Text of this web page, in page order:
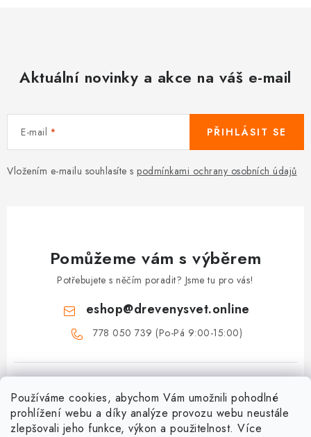
Používáme cookies, abychom Vám umožnili pohodlné
prohlížení webu a díky analýze provozu webu neustále
zlepšovali jeho funkce, výkon a použitelnost. Více
Aktuální novinky a akce na váš e-mail
E-mail
Vložením e-mailu souhlasíte s podmínkami ochrany osobních údajů
PŘIHLÁSIT SE
Pomůžeme vám s výběrem
Potřebujete s něčím poradit? Jsme tu pro vás!
eshop@drevenysvet.online
778 050 739 (Po-Pá 9:00-15:00)